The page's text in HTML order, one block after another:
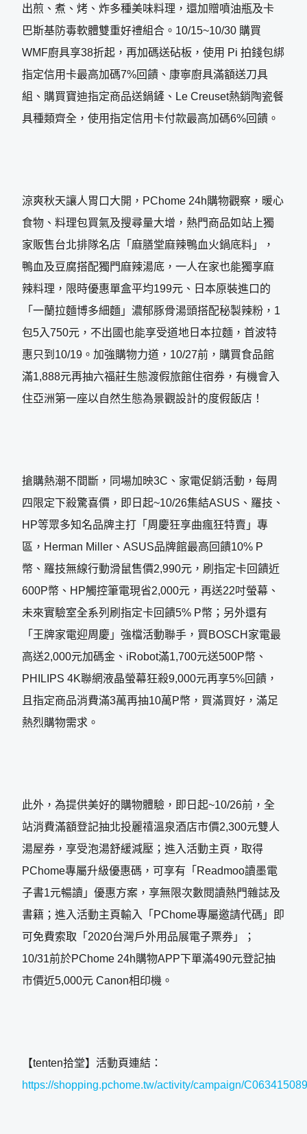
出煎、煮、烤、炸多種美味料理，還加贈噴油瓶及卡
巴斯基防毒軟體雙重好禮組合。10/15~10/30 購買
WMF廚具享38折起，再加碼送砧板，使用 Pi 拍錢包綁
指定信用卡最高加碼7%回饋、康寧廚具滿額送刀具
組、購買寶迪指定商品送鍋鏟、Le Creuset熱銷陶瓷餐
具種類齊全，使用指定信用卡付款最高加碼6%回饋。
涼爽秋天讓人胃口大開，PChome 24h購物觀察，暖心
食物、料理包買氣及搜尋量大增，熱門商品如站上獨
家販售台北排隊名店「麻膳堂麻辣鴨血火鍋底料」，
鴨血及豆腐搭配獨門麻辣湯底，一人在家也能獨享麻
辣料理，限時優惠單盒平均199元、日本原裝進口的
「一蘭拉麵博多細麵」濃郁豚骨湯頭搭配秘製辣粉，1
包5入750元，不出國也能享受道地日本拉麵，首波特
惠只到10/19。加強購物力道，10/27前，購買食品館
滿1,888元再抽六福莊生態渡假旅館住宿券，有機會入
住亞洲第一座以自然生態為景觀設計的度假飯店！
搶購熱潮不間斷，同場加映3C、家電促銷活動，每周
四限定下殺驚喜價，即日起~10/26集結ASUS、羅技、
HP等眾多知名品牌主打「周慶狂享曲瘋狂特賣」專
區，Herman Miller、ASUS品牌館最高回饋10% P
幣、羅技無線行動滑鼠售價2,990元，刷指定卡回饋近
600P幣、HP觸控筆電現省2,000元，再送22吋螢幕、
未來實驗室全系列刷指定卡回饋5% P幣；另外還有
「王牌家電迎周慶」強檔活動聯手，買BOSCH家電最
高送2,000元加碼金、iRobot滿1,700元送500P幣、
PHILIPS 4K聯網液晶螢幕狂殺9,000元再享5%回饋，
且指定商品消費滿3萬再抽10萬P幣，買滿買好，滿足
熱烈購物需求。
此外，為提供美好的購物體驗，即日起~10/26前，全
站消費滿額登記抽北投麗禧溫泉酒店市價2,300元雙人
湯屋券，享受泡湯舒緩減壓；進入活動主頁，取得
PChome專屬升級優惠碼，可享有「Readmoo讀墨電
子書1元暢讀」優惠方案，享無限次數閱讀熱門雜誌及
書籍；進入活動主頁輸入「PChome專屬邀請代碼」即
可免費索取「2020台灣戶外用品展電子票券」；
10/31前於PChome 24h購物APP下單滿490元登記抽
市價近5,000元 Canon相印機。
【tenten拾堂】活動頁連結：
https://shopping.pchome.tw/activity/campaign/